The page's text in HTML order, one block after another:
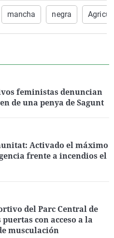
mancha negra
feministas denuncian
de una penya de Sagunt
Activado el máximo
frente a incendios el
del Parc Central de
con acceso a la
musculación